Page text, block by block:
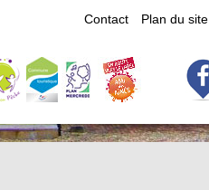
Contact Plan du site